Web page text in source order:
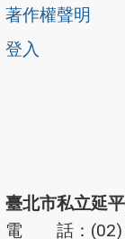
著作權聲明
登入
臺北市私立延
電 話：(02)